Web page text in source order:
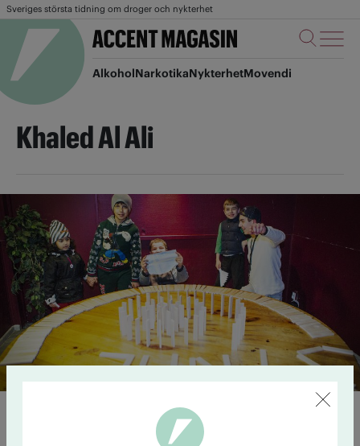
Sveriges största tidning om droger och nykterhet
AlkoholNarkotikaNykterhetMovendi
Khaled Al Ali
Junis stöttar flyktingbarn
Vad gör en nioåring som har flytt från